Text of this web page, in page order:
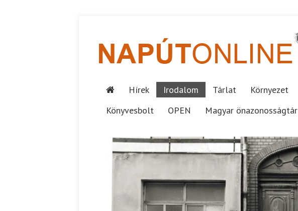
Hírek Irodalom Tárlat Környezet
Könyvesbolt
OPEN Magyar önazonosságtár